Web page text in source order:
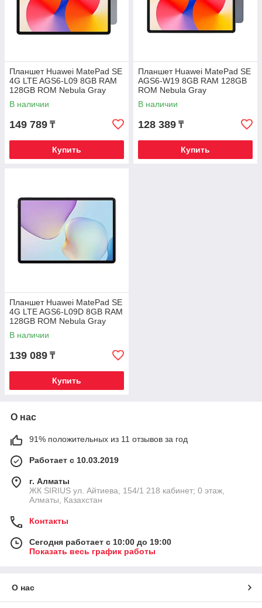
Планшет Huawei MatePad SE
4G LTE AGS6-L09 8GB RAM
128GB ROM Nebula Gray
В наличии
149 789 ₸
Купить
Планшет Huawei MatePad SE
AGS6-W19 8GB RAM 128GB
ROM Nebula Gray
В наличии
128 389 ₸
Купить
Планшет Huawei MatePad SE
4G LTE AGS6-L09D 8GB RAM
128GB ROM Nebula Gray
В наличии
139 089 ₸
Купить
О нас
91% положительных из 11 отзывов за год
Работает с 10.03.2019
г. Алматы
​ЖК SIRIUS​ ул. Айтиева, 154/1​ 218 кабинет; 0 этаж,
Алматы, Казахстан
Контакты
Сегодня работает с 10:00 до 19:00
Показать весь график работы
О нас